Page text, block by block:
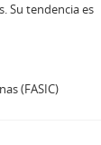
Su tendencia es
(FASIC)